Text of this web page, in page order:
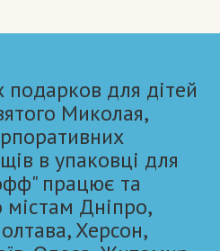
подарков для дітей
Миколая,
в упаковці для
працює та
містам Дніпро,
Херсон,